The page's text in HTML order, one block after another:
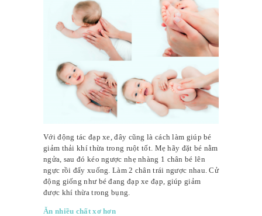
Với động tác đạp xe, đây cũng là cách làm giúp bé
giảm thải khí thừa trong ruột tốt. Mẹ hãy đặt bé nằm
ngửa, sau đó kéo ngược nhẹ nhàng 1 chân bé lên
ngực rồi đẩy xuống. Làm 2 chân trái ngược nhau. Cử
động giống như bé đang đạp xe đạp, giúp giảm
được khí thừa trong bụng.
Ăn nhiều chất xơ hơn